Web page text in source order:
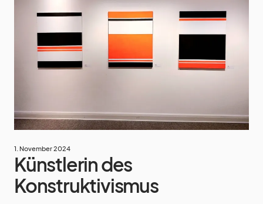
1. November 2024
Künstlerin des
Konstruktivismus